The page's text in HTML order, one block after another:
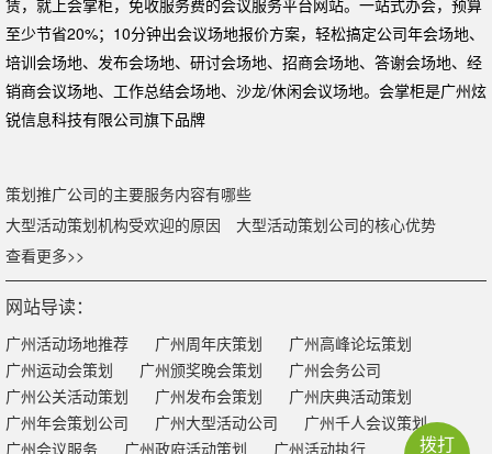
至少节省20%；10分钟出会议场地报价方案，轻松搞定公司年会场地、
培训会场地、发布会场地、研讨会场地、招商会场地、答谢会场地、经
销商会议场地、工作总结会场地、沙龙/休闲会议场地。会掌柜是广州炫
锐信息科技有限公司旗下品牌
策划推广公司的主要服务内容有哪些
大型活动策划机构受欢迎的原因
大型活动策划公司的核心优势
查看更多>>
网站导读：
广州活动场地推荐 广州周年庆策划
广州高峰论坛策划
广州运动会策划
广州颁奖晚会策划
广州会务公司
广州公关活动策划
广州发布会策划
广州庆典活动策划
广州年会策划公司
广州大型活动公司
广州千人会议策划
广州会议服务
广州政府活动策划 广州活动执行
拨打